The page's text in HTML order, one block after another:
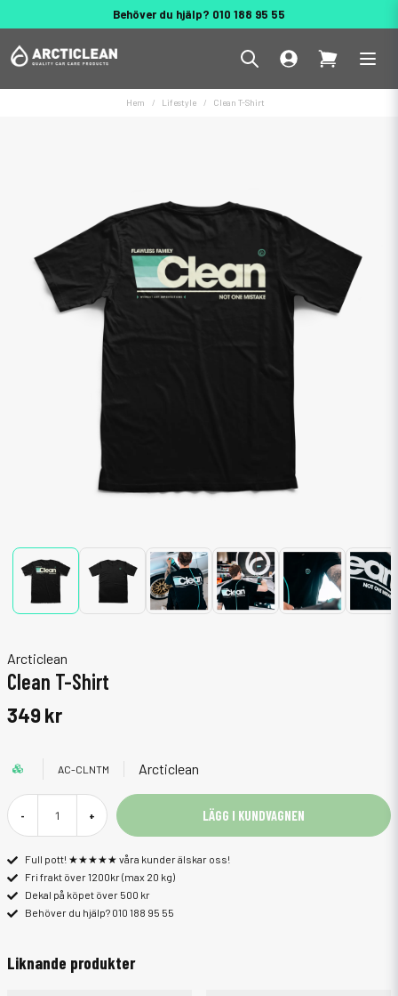
Behöver du hjälp? 010 188 95 55
Hem Lifestyle Clean T-Shirt
Arcticlean
Clean T-Shirt
349 kr
AC-CLNTM Arcticlean
- + LÄGG I KUNDVAGNEN
Full pott! ★★★★★ våra kunder älskar oss!
Fri frakt över 1200kr (max 20 kg)
Dekal på köpet över 500 kr
Behöver du hjälp? 010 188 95 55
Liknande produkter